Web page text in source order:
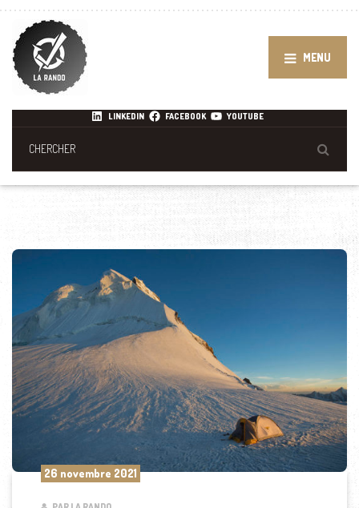
MENU
LINKEDIN FACEBOOK YOUTUBE
26 novembre 2021